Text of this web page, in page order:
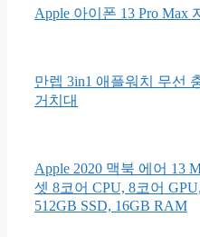
Apple 아이폰 13 Pro Max
만렙 3in1 애플워치 무선
거치대
Apple 2020 맥북 에어 13
셋 8코어 CPU, 8코어 GPU,
512GB SSD, 16GB RAM